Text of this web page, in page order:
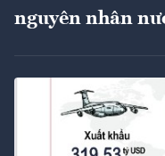
nguyên nhân